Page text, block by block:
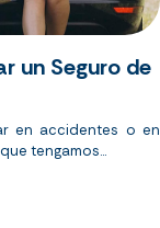
un Seguro de
en accidentes o en
tengamos...